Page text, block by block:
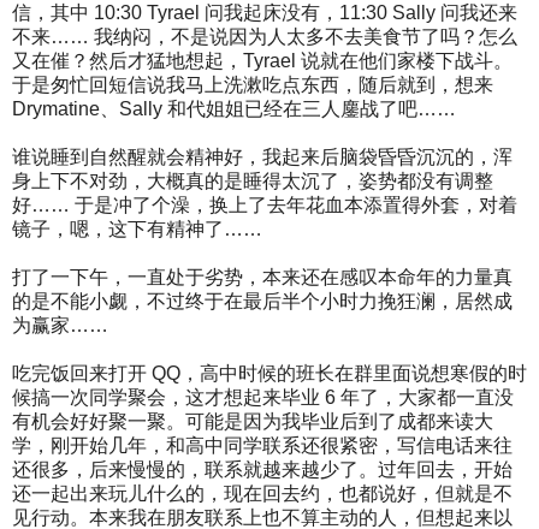
信，其中 10:30 Tyrael 问我起床没有，11:30 Sally 问我还来
不来…… 我纳闷，不是说因为人太多不去美食节了吗？怎么
又在催？然后才猛地想起，Tyrael 说就在他们家楼下战斗。
于是匆忙回短信说我马上洗漱吃点东西，随后就到，想来
Drymatine、Sally 和代姐姐已经在三人鏖战了吧……
谁说睡到自然醒就会精神好，我起来后脑袋昏昏沉沉的，浑
身上下不对劲，大概真的是睡得太沉了，姿势都没有调整
好…… 于是冲了个澡，换上了去年花血本添置得外套，对着
镜子，嗯，这下有精神了……
打了一下午，一直处于劣势，本来还在感叹本命年的力量真
的是不能小觑，不过终于在最后半个小时力挽狂澜，居然成
为赢家……
吃完饭回来打开 QQ，高中时候的班长在群里面说想寒假的时
候搞一次同学聚会，这才想起来毕业 6 年了，大家都一直没
有机会好好聚一聚。可能是因为我毕业后到了成都来读大
学，刚开始几年，和高中同学联系还很紧密，写信电话来往
还很多，后来慢慢的，联系就越来越少了。过年回去，开始
还一起出来玩儿什么的，现在回去约，也都说好，但就是不
见行动。本来我在朋友联系上也不算主动的人，但想起来以